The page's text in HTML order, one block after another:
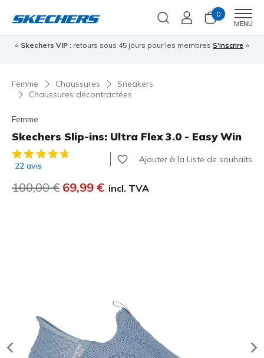
0
MENU
⭐ Skechers VIP : retours sous 45 jours pour les membres S'inscrire ⭐
Femme Chaussures
Sneakers
Chaussures décontractées
Femme
Skechers Slip-ins: Ultra Flex 3.0 - Easy Win
Évaluation client 5 sur 5
22 avis
Ajouter à la Liste de souhaits
Prix réduit de
100,00 € à
69,99 € incl. TVA